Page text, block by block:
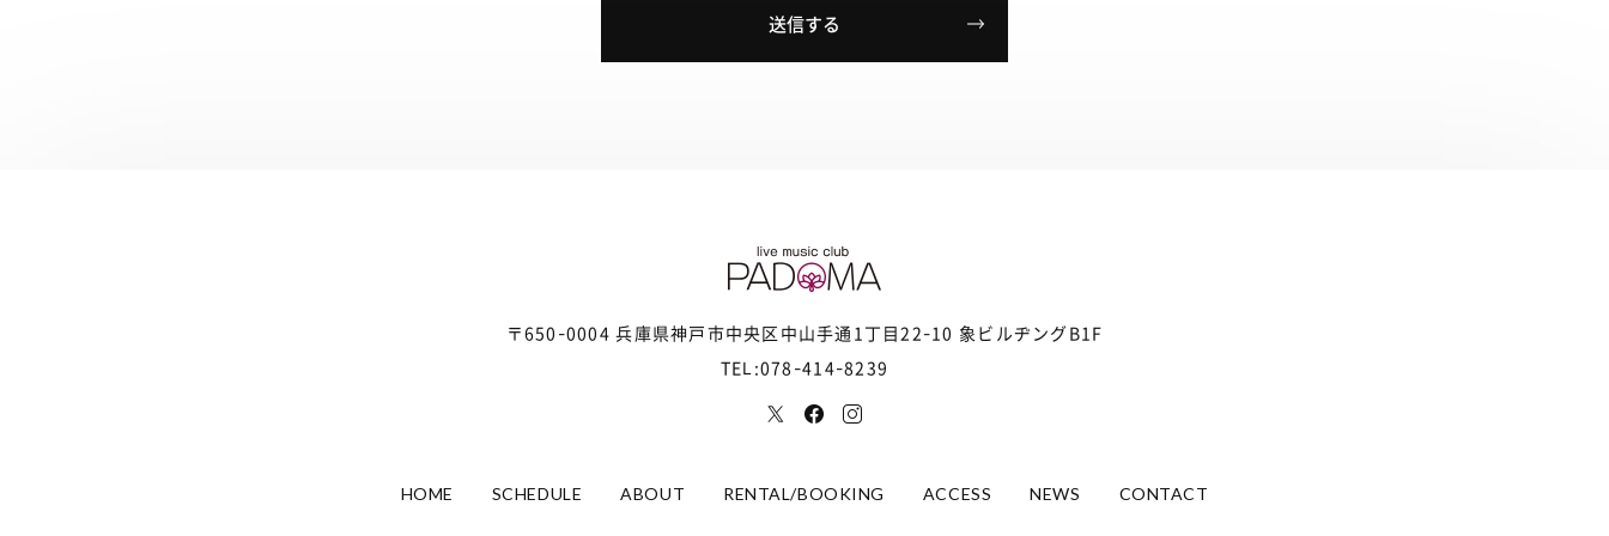
〒650-0004 兵庫県神戸市中央区 中山手通1丁目22-10 象ビルヂングB1F
TEL:078-414-8239
HOME SCHEDULE ABOUT RENTAL/BOOKING ACCESS NEWS CONTACT